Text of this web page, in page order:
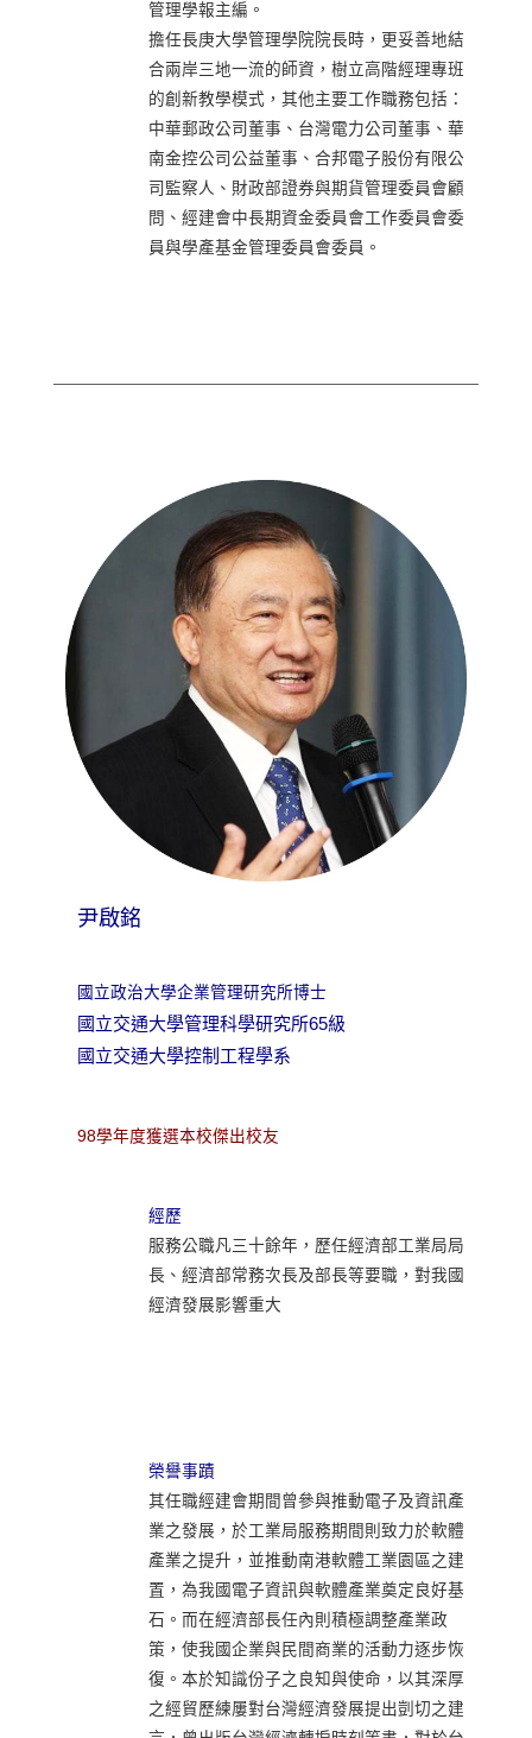
管理學報主編。
擔任長庚大學管理學院院長時，更妥善地結
合兩岸三地一流的師資，樹立高階經理專班
的創新教學模式，其他主要工作職務包括：
中華郵政公司董事、台灣電力公司董事、華
南金控公司公益董事、合邦電子股份有限公
司監察人、財政部證券與期貨管理委員會顧
問、經建會中長期資金委員會工作委員會委
員與學產基金管理委員會委員。
尹啟銘
國立政治大學企業管理研究所博士
國立交通大學管理科學研究所65級
國立交通大學控制工程學系
98學年度獲選本校傑出校友
經歷
服務公職凡三十餘年，歷任經濟部工業局局
長、經濟部常務次長及部長等要職，對我國
經濟發展影響重大
榮譽事蹟
其任職經建會期間曾參與推動電子及資訊產
業之發展，於工業局服務期間則致力於軟體
產業之提升，並推動南港軟體工業園區之建
置，為我國電子資訊與軟體產業奠定良好基
石。而在經濟部長任內則積極調整產業政
策，使我國企業與民間商業的活動力逐步恢
復。本於知識份子之良知與使命，以其深厚
之經貿歷練屢對台灣經濟發展提出剴切之建